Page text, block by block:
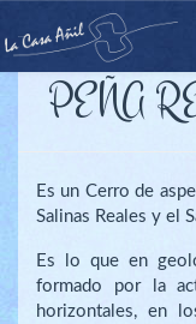
PEÑA
Es un Cerro de
Salinas Reales y el
Es lo que en
formado por la
horizontales, en